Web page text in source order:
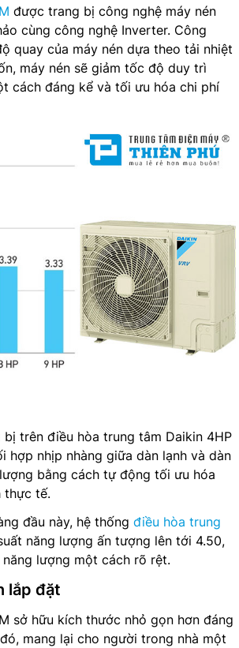
được trang bị công nghệ máy nén
cùng công nghệ Inverter. Công
quay của máy nén dựa theo tải nhiệt
máy nén sẽ giảm tốc độ duy trì
cách đáng kể và tối ưu hóa chi phí
trên điều hòa trung tâm Daikin 4HP
hợp nhịp nhàng giữa dàn lạnh và dàn
bằng cách tự động tối ưu hóa
thực tế.
đầu này, hệ thống điều hòa trung
năng lượng ấn tượng lên tới 4.50,
lượng một cách rõ rệt.
lắp đặt
sở hữu kích thước nhỏ gọn hơn đáng
mang lại cho người trong nhà một